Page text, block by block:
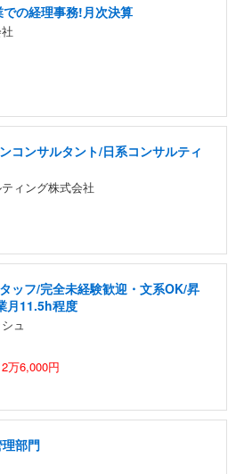
の経理事務!月次決算
コンサルタント/日系コンサルティ
ィング株式会社
ッフ/完全未経験歓迎・文系OK/昇
月11.5h程度
ュ
万6,000円
部門